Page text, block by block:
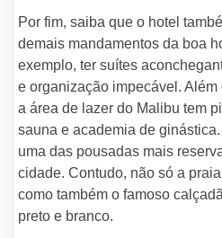
Por fim, saiba que o hotel
demais mandamentos da boa
exemplo, ter suítes
e organização impecável.
a área de lazer do Malibu tem
sauna e academia de
uma das pousadas mais
cidade. Contudo, não só a
como também o famoso
preto e branco.